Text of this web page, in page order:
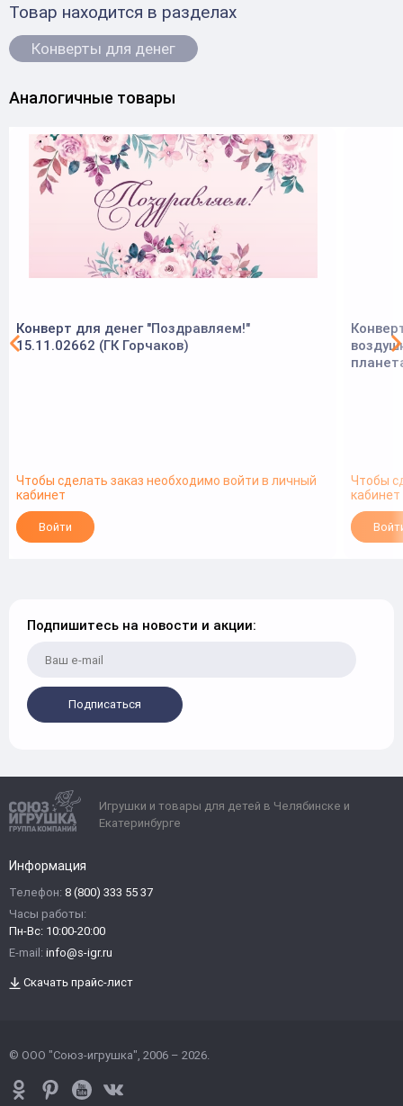
Товар находится в разделах
Конверты для денег
Аналогичные товары
Конверт для денег "Поздравляем!"
15.11.02662 (ГК Горчаков)
Чтобы сделать заказ необходимо войти в личный
кабинет
Войти
Чтобы
кабинет
Подпишитесь на новости и акции:
Подписаться
Игрушки и товары для детей в Челябинске и
Екатеринбурге
Информация
Телефон: 8 (800) 333 55 37
Часы работы:
Пн-Вс: 10:00-20:00
E-mail: info@s-igr.ru
Скачать прайс-лист
© ООО "Союз-игрушка", 2006 – 2026.